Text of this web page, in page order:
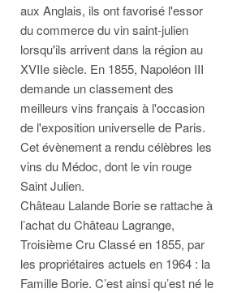
aux Anglais, ils ont favorisé l'essor
du commerce du vin saint-julien
lorsqu'ils arrivent dans la région au
XVIIe siècle. En 1855, Napoléon III
demande un classement des
meilleurs vins français à l'occasion
de l'exposition universelle de Paris.
Cet évènement a rendu célèbres les
vins du Médoc, dont le vin rouge
Saint Julien.
Château Lalande Borie se rattache à
l’achat du Château Lagrange,
Troisième Cru Classé en 1855, par
les propriétaires actuels en 1964 : la
Famille Borie. C’est ainsi qu’est né le